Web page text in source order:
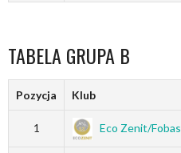
TABELA GRUPA B
Pozycja Klub
1 Eco Zenit/Fobas